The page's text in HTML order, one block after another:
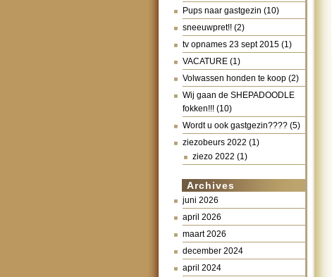
Pups naar gastgezin (10)
sneeuwpret!! (2)
tv opnames 23 sept 2015 (1)
VACATURE (1)
Volwassen honden te koop (2)
Wij gaan de SHEPADOODLE
fokken!!! (10)
Wordt u ook gastgezin???? (5)
ziezobeurs 2022 (1)
ziezo 2022 (1)
Archives
juni 2026
april 2026
maart 2026
december 2024
april 2024